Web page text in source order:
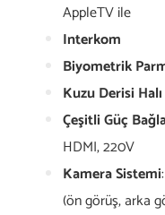
AppleTV ile
Interkom
Biyometrik
Kuzu Derisi Halı
Çeşitli Güç
HDMI, 220V
Kamera Sistemi
(ön görüş, arka